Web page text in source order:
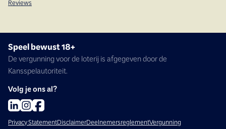
Reviews
Speel bewust 18+
De vergunning voor de loterij is afgegeven door de
Kansspelautoriteit.
Volg je ons al?
Privacy StatementDisclaimerDeelnemersreglementVergunning